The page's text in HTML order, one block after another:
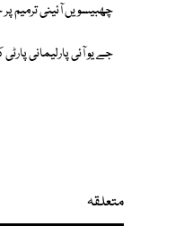
چھبیسویں آئینی ترمیم
جے یو آئی پارلیمانی
متعلقہ